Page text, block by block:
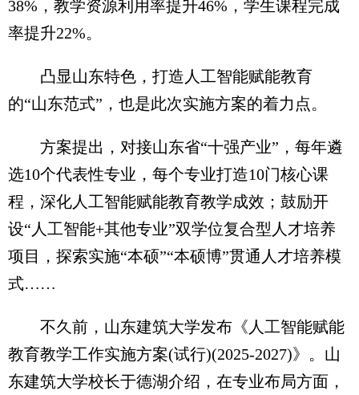
38%，教学资源利用率提升46%，学生课程完成
率提升22%。
凸显山东特色，打造人工智能赋能教育
的“山东范式”，也是此次实施方案的着力点。
方案提出，对接山东省“十强产业”，每年遴
选10个代表性专业，每个专业打造10门核心课
程，深化人工智能赋能教育教学成效；鼓励开
设“人工智能+其他专业”双学位复合型人才培养
项目，探索实施“本硕”“本硕博”贯通人才培养模
式……
不久前，山东建筑大学发布《人工智能赋能
教育教学工作实施方案(试行)(2025-2027)》。山
东建筑大学校长于德湖介绍，在专业布局方面，